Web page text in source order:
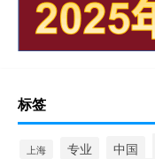
标签
上海 专业 中国